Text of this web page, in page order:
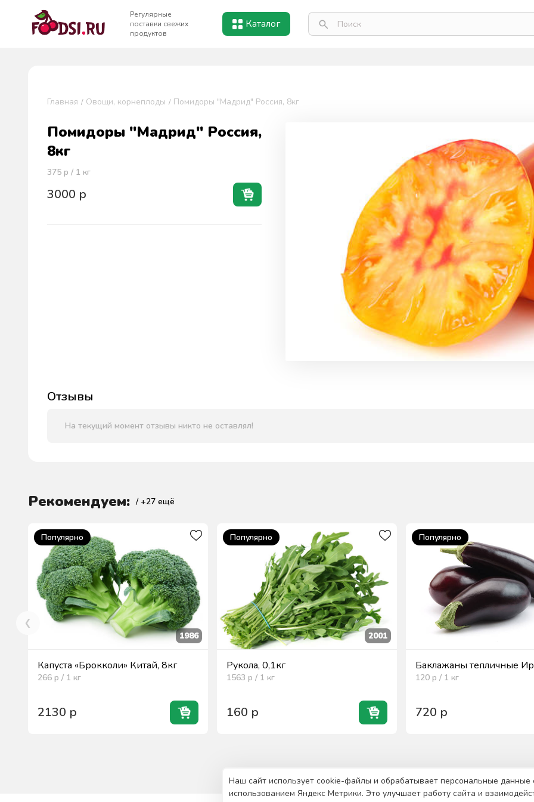
Регулярные
поставки свежих
продуктов
Каталог
Главная Овощи, корнеплоды Помидоры "Мадрид" Россия, 8кг
Помидоры "Мадрид" Россия,
8кг
375 р / 1 кг
3000 р
Отзывы
На текущий момент отзывы никто не оставлял!
Рекомендуем: / +27 ещё
Популярно
1986
Капуста «Брокколи» Китай, 8кг
266 р / 1 кг
2130 р
Популярно
2001
Рукола, 0,1кг
1563 р / 1 кг
160 р
Популярно
Баклажаны тепличные
120 р / 1 кг
720 р
Наш сайт использует cookie-файлы и обрабатывает персональные данные
использованием Яндекс Метрики. Это улучшает работу сайта и